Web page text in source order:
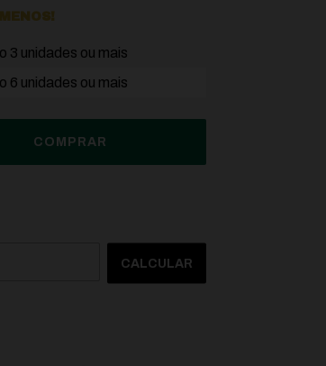
3 unidades ou mais
6 unidades ou mais
CALCULAR